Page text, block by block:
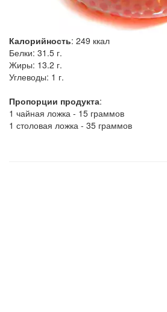
Калорийность: 249 ккал
Белки: 31.5 г.
Жиры: 13.2 г.
Углеводы: 1 г.
Пропорции продукта:
1 чайная ложка - 15 граммов
1 столовая ложка - 35 граммов